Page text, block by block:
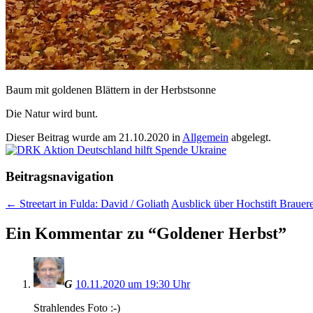
Baum mit goldenen Blättern in der Herbstsonne
Die Natur wird bunt.
Dieser Beitrag wurde am 21.10.2020 in Allgemein abgelegt.
Beitragsnavigation
← Streetart in Fulda: David / Goliath Ausblick über Hochstift
Ein Kommentar zu “Goldener Herbst”
G 10.11.2020 um 19:30 Uhr
Strahlendes Foto :-)